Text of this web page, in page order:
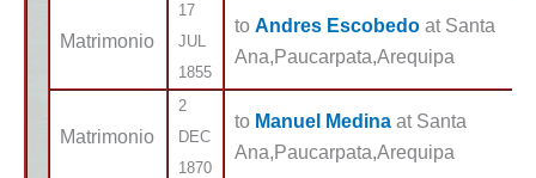
Matrimonio
17
JUL
1855
to Andres Escobedo at Santa
Ana,Paucarpata,Arequipa
Matrimonio
2
DEC
1870
to Manuel Medina at Santa
Ana,Paucarpata,Arequipa